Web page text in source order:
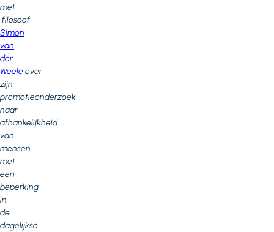
met
filosoof
Simon
van
der
Weeleover
zijn
promotieonderzoek
naar
afhankelijkheid
van
mensen
met
een
beperking
in
de
dagelijkse